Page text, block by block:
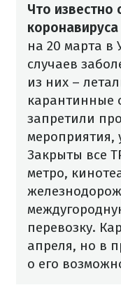
Что известно
на 20 марта в
случаев
из них –
карантинные
запретили
мероприятия,
Закрыты все
метро,
перевозку.
апреля, но в
о его